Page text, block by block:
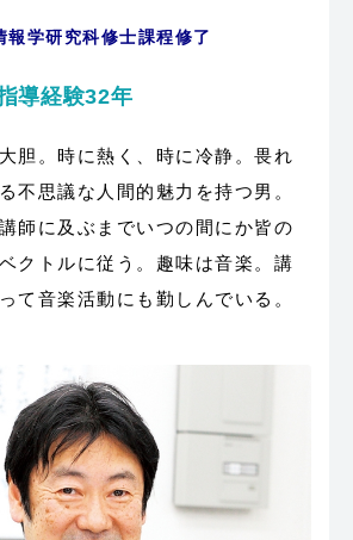
報学研究科修士課程修了
導経験32年
胆。時に熱く、時に冷静。畏れ
不思議な人間的魅力を持つ男。
師に及ぶまでいつの間にか皆の
クトルに従う。趣味は音楽。講
て音楽活動にも勤しんでいる。